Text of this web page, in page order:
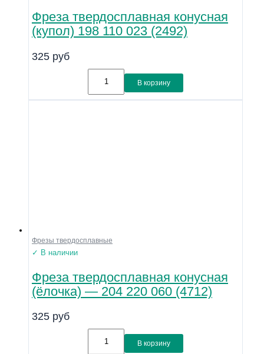
Фреза твердосплавная конусная
(купол) 198 110 023 (2492)
325 руб
В корзину
Фрезы твердосплавные
✓ В наличии
Фреза твердосплавная конусная
(ёлочка) — 204 220 060 (4712)
325 руб
В корзину